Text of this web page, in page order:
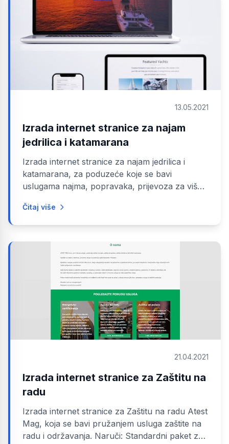
13.05.2021
Izrada internet stranice za najam
jedrilica i katamarana
Izrada internet stranice za najam jedrilica i
katamarana, za poduzeće koje se bavi
uslugama najma, popravaka, prijevoza za više
Čitaj više
21.04.2021
Izrada internet stranice za Zaštitu na
radu
Izrada internet stranice za Zaštitu na radu Atest
Mag, koja se bavi pružanjem usluga zaštite na
radu i održavanja. Naruči: Standardni paket za